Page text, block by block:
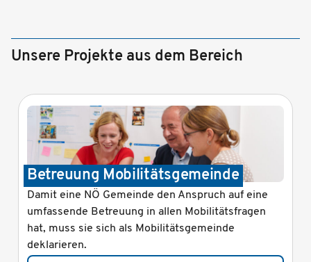
Unsere Projekte aus dem Bereich
Betreuung Mobilitätsgemeinde
Damit eine NÖ Gemeinde den Anspruch auf eine
umfassende Betreuung in allen Mobilitätsfragen
hat, muss sie sich als Mobilitätsgemeinde
deklarieren.